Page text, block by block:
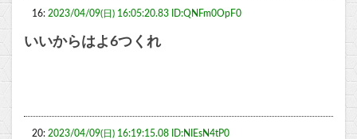
16: 2023/04/09(日) 16:05:20.83 ID:QNFm0OpF0
いいからはよ6つくれ
20: 2023/04/09(日) 16:19:15.08 ID:NIEsN4tP0